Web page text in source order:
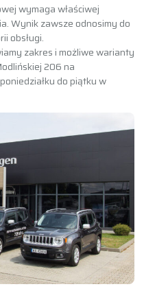
wymaga właściwej
Wynik zawsze odnosimy do
obsługi.
zakres i możliwe warianty
206 na
do piątku w